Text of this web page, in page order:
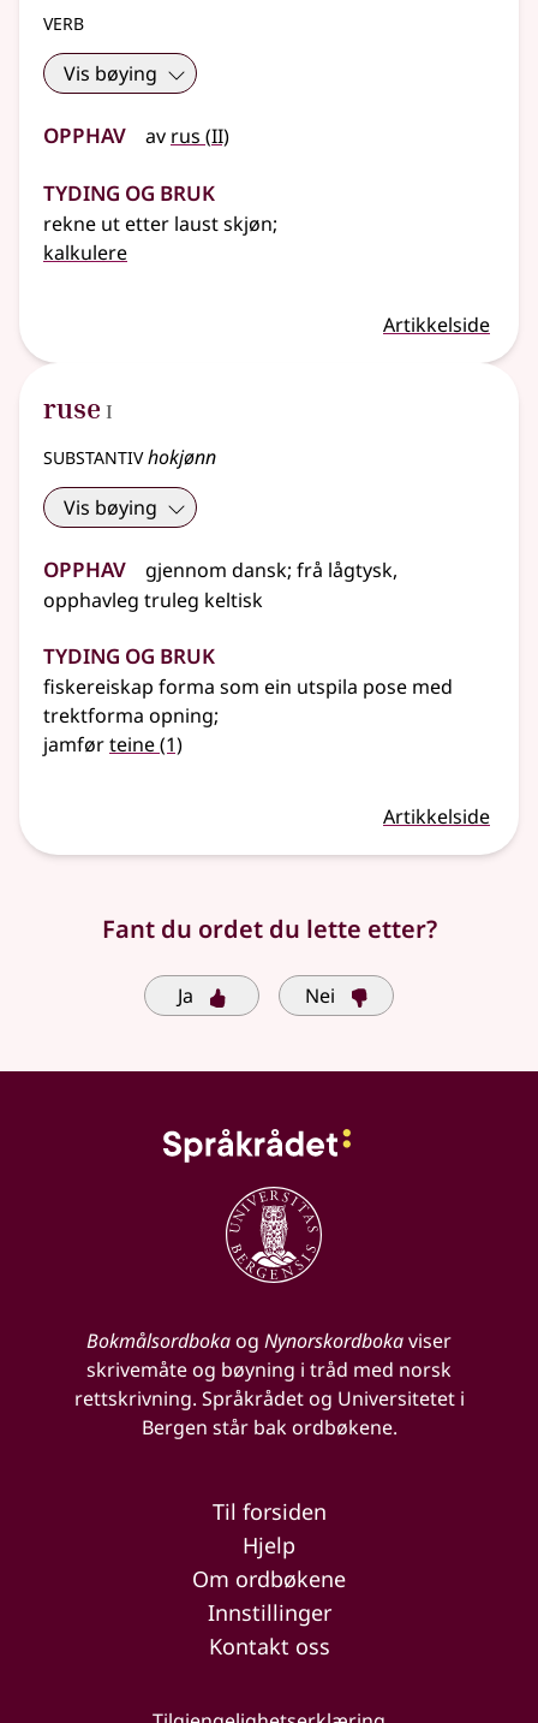
verb
Vis bøying
Opphav av rus (2
II)
Tyding og bruk
rekne ut etter laust skjøn;
kalkulere
Artikkelside
ruse 1
I
substantivhokjønn
Vis bøying
Opphav gjennom dansk; frå lågtysk,
opphavleg truleg keltisk
Tyding og bruk
fiskereiskap forma som ein utspila pose med
trektforma opning;
jamførteine(1)
Artikkelside
Fant du ordet du lette etter?
Ja Nei
Bokmålsordbokaog Nynorskordbokaviser
skrivemåte og bøyning i tråd med norsk
rettskrivning. Språkrådet og Universitetet i
Bergen står bak ordbøkene.
Til forsiden
Hjelp
Om ordbøkene
Innstillinger
Kontakt oss